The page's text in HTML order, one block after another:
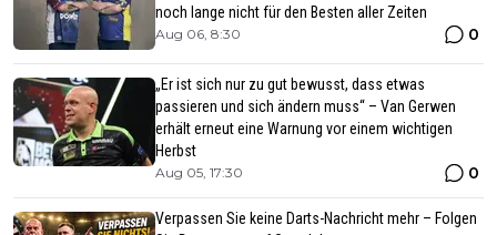
noch lange nicht für den Besten aller Zeiten
Aug 06, 8:30 0
„Er ist sich nur zu gut bewusst, dass etwas
passieren und sich ändern muss“ – Van Gerwen
erhält erneut eine Warnung vor einem wichtigen
Herbst
Aug 05, 17:30 0
Verpassen Sie keine Darts-Nachricht mehr – Folgen